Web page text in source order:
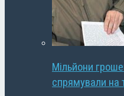
Мільйони
спрямували на